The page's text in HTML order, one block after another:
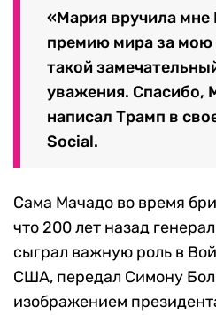
«Мария вручила
премию мира за мою
такой
уважения. Спасибо,
написал Трамп в
Social.
Сама Мачадо во время
что 200 лет назад
сыграл важную роль в
США, передал Симону
изображением